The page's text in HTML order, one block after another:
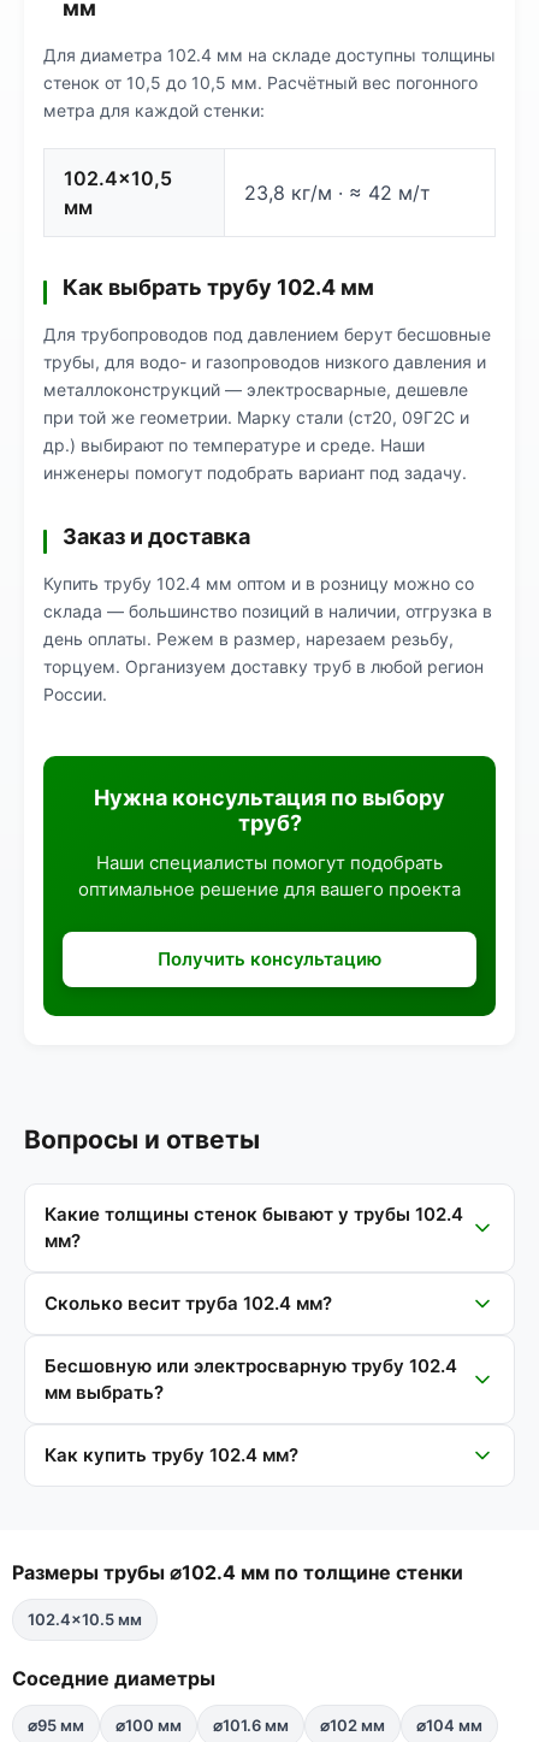
мм
Для диаметра 102.4 мм на складе доступны толщины
стенок от 10,5 до 10,5 мм. Расчётный вес погонного
метра для каждой стенки:
102.4×10,5
мм
23,8 кг/м · ≈ 42 м/т
Как выбрать трубу 102.4 мм
Для трубопроводов под давлением берут бесшовные
трубы, для водо- и газопроводов низкого давления и
металлоконструкций — электросварные, дешевле
при той же геометрии. Марку стали (ст20, 09Г2С и
др.) выбирают по температуре и среде. Наши
инженеры помогут подобрать вариант под задачу.
Заказ и доставка
Купить трубу 102.4 мм оптом и в розницу можно со
склада — большинство позиций в наличии, отгрузка в
день оплаты. Режем в размер, нарезаем резьбу,
торцуем. Организуем доставку труб в любой регион
России.
Нужна консультация по выбору
труб?
Наши специалисты помогут подобрать
оптимальное решение для вашего проекта
Получить консультацию
Вопросы и ответы
Какие толщины стенок бывают у трубы 102.4
мм?
Сколько весит труба 102.4 мм?
Бесшовную или электросварную трубу 102.4
мм выбрать?
Как купить трубу 102.4 мм?
Размеры трубы ⌀102.4 мм по толщине стенки
102.4×10.5 мм
Соседние диаметры
⌀95 мм ⌀100 мм ⌀101.6 мм ⌀102 мм ⌀104 мм